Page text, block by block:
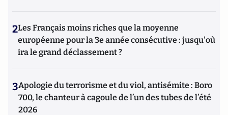
2Les Français moins riches que la moyenne
européenne pour la 3e année consécutive : jusqu'où
ira le grand déclassement ?
3Apologie du terrorisme et du viol, antisémite : Boro
700, le chanteur à cagoule de l’un des tubes de l’été
2026